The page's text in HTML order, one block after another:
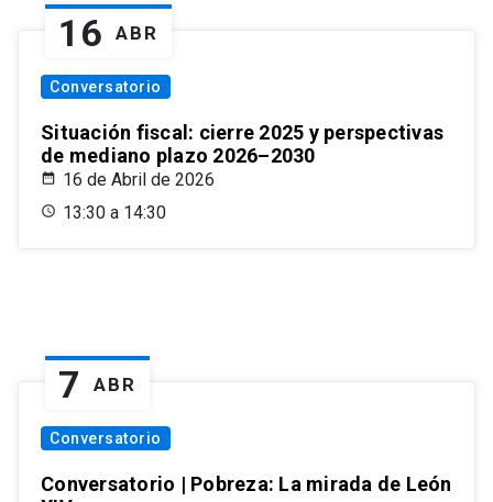
16 ABR
Conversatorio
Situación fiscal: cierre 2025 y perspectivas
de mediano plazo 2026–2030
16 de Abril de 2026
13:30 a 14:30
7 ABR
Conversatorio
Conversatorio | Pobreza: La mirada de León